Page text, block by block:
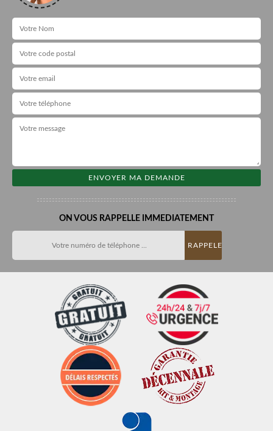
ON VOUS RAPPELLE IMMEDIATEMENT